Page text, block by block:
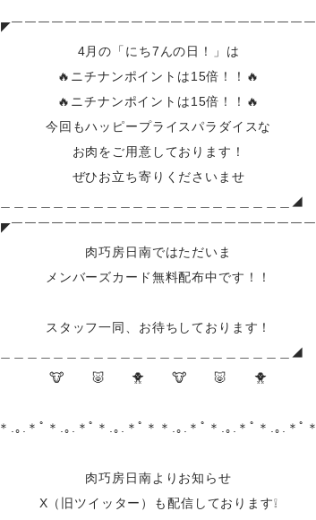
◤￣￣￣￣￣￣￣￣￣￣￣￣￣￣￣￣￣￣￣￣￣￣￣
4月の「にち7んの日！」は
🔥ニチナンポイントは15倍！！🔥
🔥ニチナンポイントは15倍！！🔥
今回もハッピープライスパラダイスな
お肉をご用意しております！
ぜひお立ち寄りくださいませ
＿＿＿＿＿＿＿＿＿＿＿＿＿＿＿＿＿＿＿＿＿＿◢
◤￣￣￣￣￣￣￣￣￣￣￣￣￣￣￣￣￣￣￣￣￣￣￣
肉巧房日南ではただいま
メンバーズカード無料配布中です！！
スタッフ一同、お待ちしております！
＿＿＿＿＿＿＿＿＿＿＿＿＿＿＿＿＿＿＿＿＿＿◢
🐮 🐷 🐥 🐮 🐷 🐥
＊.｡.＊ﾟ＊.｡.＊ﾟ＊.｡.＊ﾟ＊＊.｡.＊ﾟ＊.｡.＊ﾟ＊.｡.＊ﾟ＊
肉巧房日南よりお知らせ
X（旧ツイッター）も配信しております❕